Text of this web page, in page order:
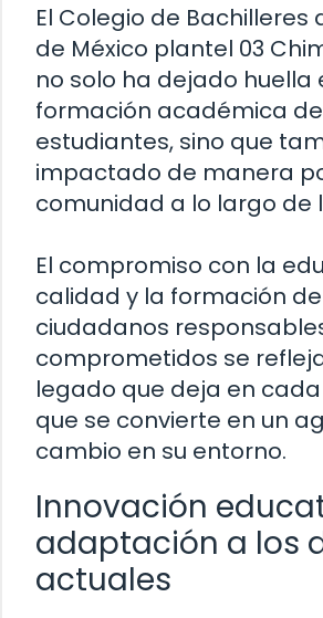
El Colegio de Bachilleres
de México plantel 03
no solo ha dejado huella
formación académica
estudiantes, sino que
impactado de manera
comunidad a lo largo de
El compromiso con la
calidad y la formación de
ciudadanos
comprometidos se
legado que deja en
que se convierte en un
cambio en su entorno.
Innovación
adaptación a los
actuales